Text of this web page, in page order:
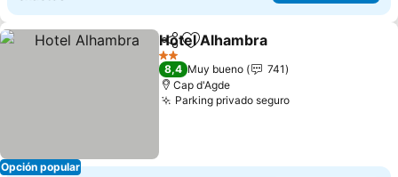
Opción popular
CompartirAñadir a favoritos
Hotel Alhambra
2 Estrellas
8,4 Muy bueno
741
Cap d'Agde
Parking privado seguroVer precios